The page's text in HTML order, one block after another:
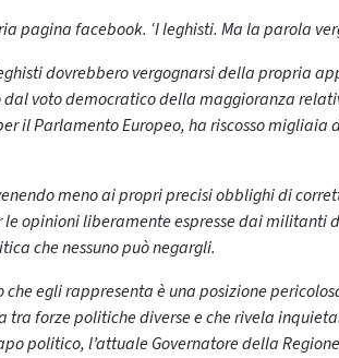
pagina facebook. ‘I leghisti. Ma la parola
dovrebbero vergognarsi della propria
voto democratico della maggioranza
il Parlamento Europeo, ha riscosso migliaia
meno ai propri precisi obblighi di
opinioni liberamente espresse dai militanti
che nessuno può negargli.
egli rappresenta è una posizione
forze politiche diverse e che rivela
politico, l’attuale Governatore della